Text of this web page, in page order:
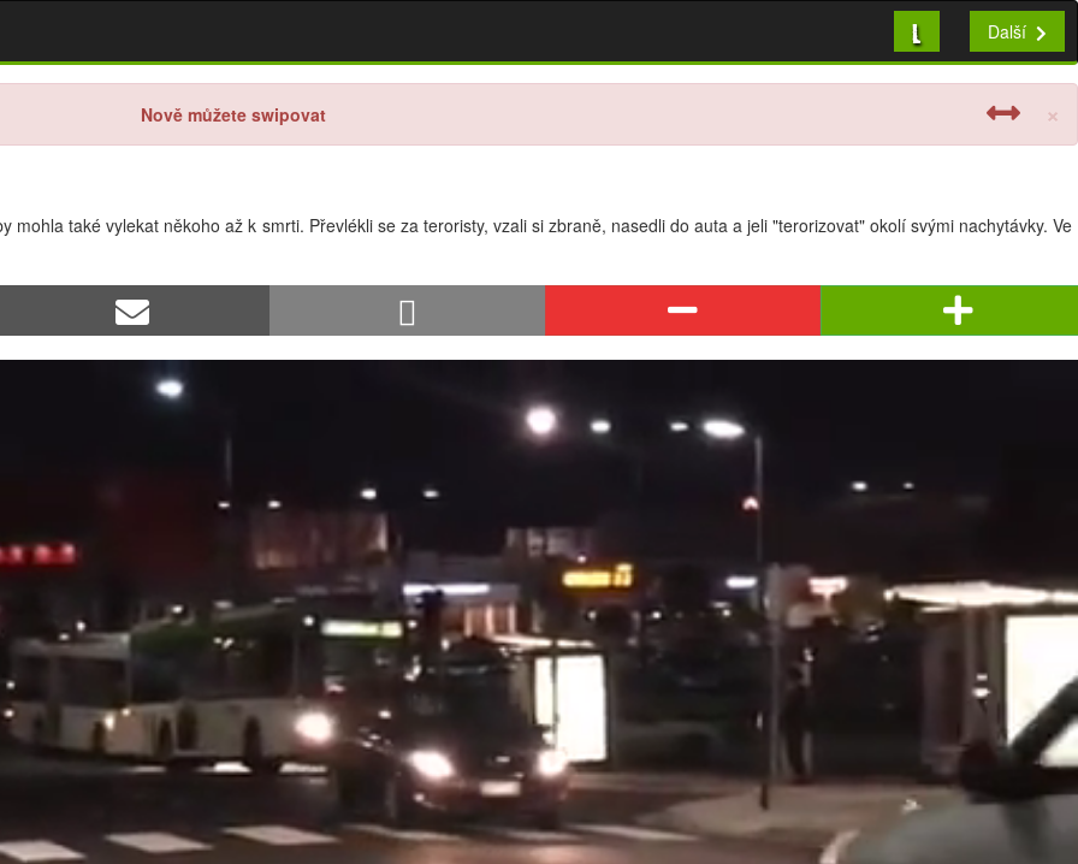
L Další
×
Nově můžete swipovat
také vylekat někoho až k smrti. Převlékli se za teroristy, vzali si zbraně, nasedli do auta a jeli "terorizovat" okolí svými nachytávky. Ve